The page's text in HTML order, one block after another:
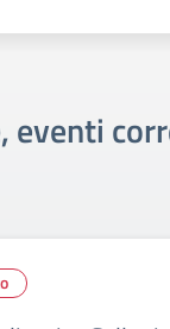
eventi